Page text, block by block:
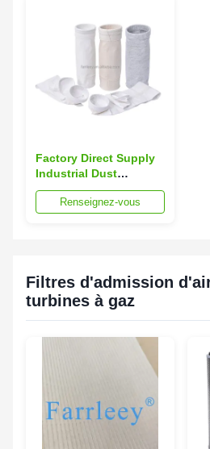
Factory Direct Supply
Industrial Dust
Collector Filter Bag
with 1 Year Warranty
Renseignez-vous
Filtres d'admission
turbines à gaz